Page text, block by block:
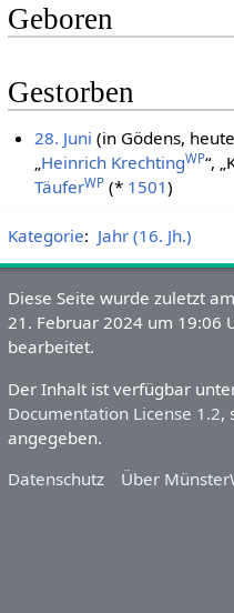
Geboren
Gestorben
28. Juni (in Gödens,
„Heinrich KrechtingWP“,
TäuferWP (* 1501)
Kategorie: Jahr (16. Jh.)
Diese Seite wurde zuletzt am
21. Februar 2024 um 19:06
bearbeitet.
Der Inhalt ist verfügbar
Documentation License 1.2,
angegeben.
Datenschutz
Über